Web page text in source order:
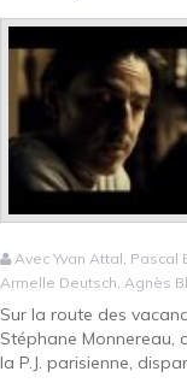
Avec Yvan Attal, Pascal
Armelle Deutsch, Agnès
Sur la route des
Stéphane Monnereau,
la P.J. parisienne,